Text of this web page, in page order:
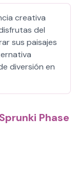
creativa
del
sus paisajes
diversión en
Phase